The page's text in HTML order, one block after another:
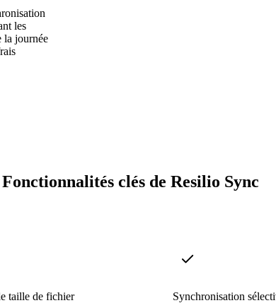
les
la journée
Fonctionnalités clés de Resilio Sync
taille de fichier Synchronisation